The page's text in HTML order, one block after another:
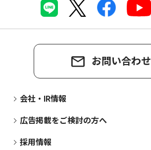
お問い合わせ
会社・IR情報
広告掲載をご検討の方へ
採用情報